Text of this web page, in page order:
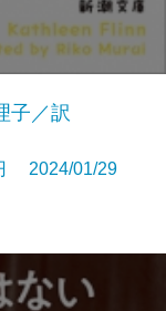
子／訳
2024/01/29